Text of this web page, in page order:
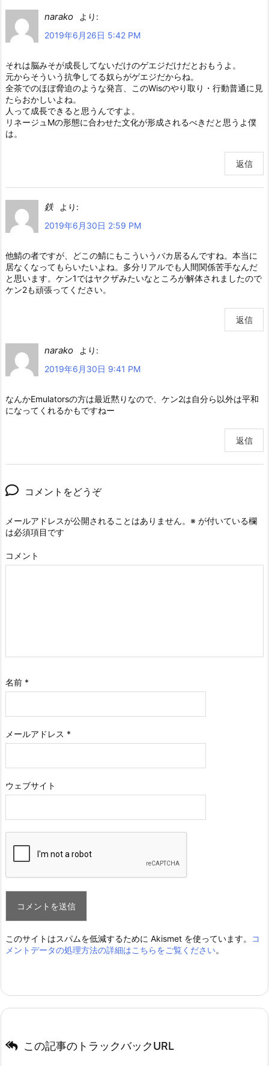
narako
より:
2019年6月26日 5:42 PM
それは脳みそが成長してないだけのゲエジだけだとおもうよ。
元からそういう抗争してる奴らがゲエジだからね。
全茶でのほぼ脅迫のような発言、このWisのやり取り・行動普通に見
たらおかしいよね。
人って成長できると思うんですよ。
リネージュMの形態に合わせた文化が形成されるべきだと思うよ僕
は。
返信
鉄
より:
2019年6月30日 2:59 PM
他鯖の者ですが、どこの鯖にもこういうバカ居るんですね。本当に
居なくなってもらいたいよね。多分リアルでも人間関係苦手なんだ
と思います。ケン1ではヤクザみたいなところが解体されましたので
ケン2も頑張ってください。
返信
narako
より:
2019年6月30日 9:41 PM
なんかEmulatorsの方は最近黙りなので、ケン2は自分ら以外は平和
になってくれるかもですねー
返信
コメントをどうぞ
メールアドレスが公開されることはありません。 ※ が付いている欄
は必須項目です
コメント
名前 *
メールアドレス *
ウェブサイト
このサイトはスパムを低減するために Akismet を使っています。
コ
メントデータの処理方法の詳細はこちらをご覧ください。
この記事のトラックバックURL